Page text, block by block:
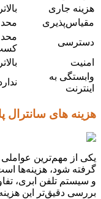
هزینه جاری
بالاتر
مقیاس‌پذیری
دسترسی
امنیت
وابستگی به
اینترنت
هزینه های سانترال
یکی از مهم‌ترین عواملی
گرفته شود، هزینه‌ها
و سیستم تلفن ابری،
بررسی دقیق‌تر این